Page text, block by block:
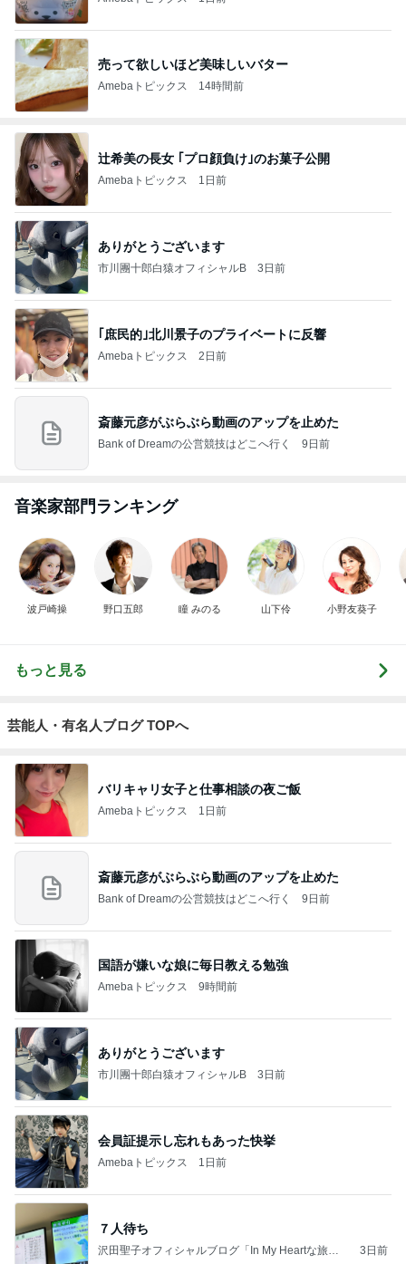
売って欲しいほど美味しいバター
Amebaトピックス 14時間前
辻希美の長女 ｢プロ顔負け｣のお菓子公開
Amebaトピックス 1日前
ありがとうございます
市川團十郎白猿オフィシャルB 3日前
｢庶民的｣北川景子のプライベートに反響
Amebaトピックス 2日前
斎藤元彦がぶらぶら動画のアップを止めた
Bank of Dreamの公営競技はどこへ行く 9日前
音楽家部門ランキング
波戸崎操 野口五郎 瞳 みのる 山下伶 小野友葵子
もっと見る
芸能人・有名人ブログ TOPへ
バリキャリ女子と仕事相談の夜ご飯
Amebaトピックス 1日前
斎藤元彦がぶらぶら動画のアップを止めた
Bank of Dreamの公営競技はどこへ行く 9日前
国語が嫌いな娘に毎日教える勉強
Amebaトピックス 9時間前
ありがとうございます
市川團十郎白猿オフィシャルB 3日前
会員証提示し忘れもあった快挙
Amebaトピックス 1日前
７人待ち
沢田聖子オフィシャルブログ「In My Heartな旅日
3日前